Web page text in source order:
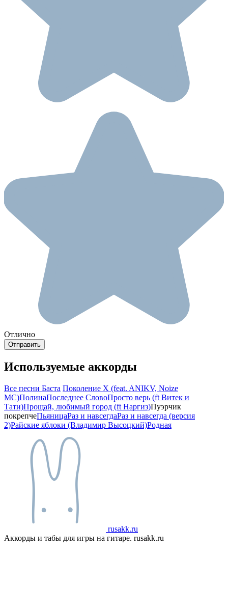
Отлично
Используемые аккорды
Все песни Баста Поколение X (feat. ANIKV, Noize
MC)ПолинаПоследнее СловоПросто верь (ft Витек и
Тати)Прощай, любимый город (ft Наргиз)Пуэрчик
покрепчеПьяницаРаз и навсегдаРаз и навсегда (версия
2)Райские яблоки (Владимир Высоцкий)Родная
rusakk.ru
Аккорды и табы для игры на гитаре. rusakk.ru